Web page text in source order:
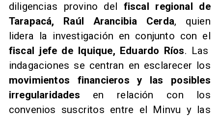
diligencias provino del fiscal regional de
Tarapacá, Raúl Arancibia Cerda, quien
lidera la investigación en conjunto con el
fiscal jefe de Iquique, Eduardo Ríos. Las
indagaciones se centran en esclarecer los
movimientos financieros y las posibles
irregularidades en relación con los
convenios suscritos entre el Minvu y las